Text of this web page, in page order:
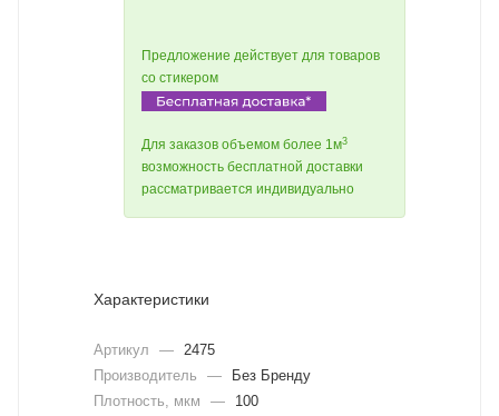
Предложение действует для товаров
со стикером
Для заказов объемом более 1м3
возможность бесплатной доставки
рассматривается индивидуально
Характеристики
Артикул —
2475
Производитель
—
Без Бренду
Плотность, мкм
—
100